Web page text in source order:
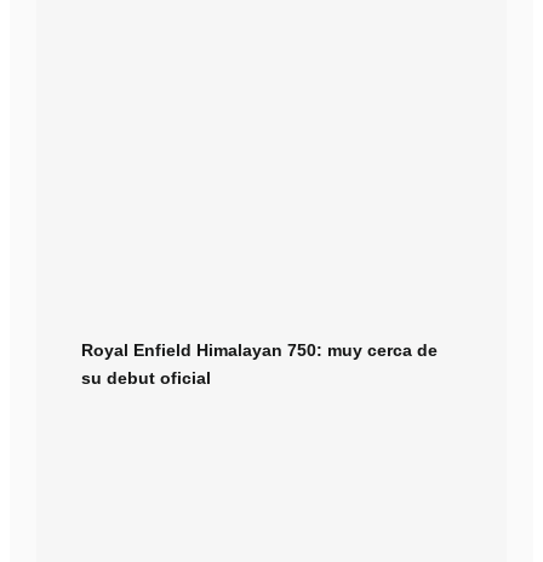
Royal Enfield Himalayan 750: muy cerca de
su debut oficial